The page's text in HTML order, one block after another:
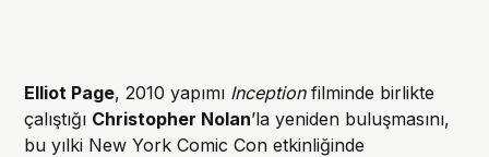
Elliot Page, 2010 yapımı Inceptionfilminde birlikte
çalıştığı Christopher Nolan’la yeniden buluşmasını,
bu yılki New York Comic Con etkinliğinde